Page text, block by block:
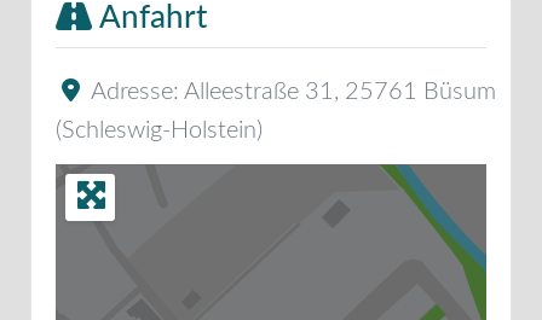
Anfahrt
Adresse: Alleestraße 31 , 25761
Büsum
(Schleswig-Holstein)